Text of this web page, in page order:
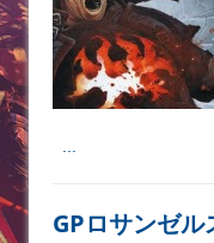
GPロサンゼ